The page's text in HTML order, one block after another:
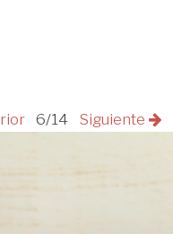
6/14 Siguiente